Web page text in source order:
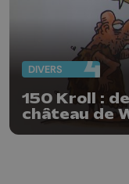
DIVERS
150 Kroll :
château de